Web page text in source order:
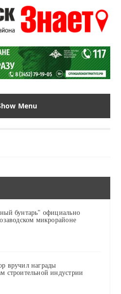
Menu
бунтарь" официально
микрорайоне
вручил награды
строительной индустрии